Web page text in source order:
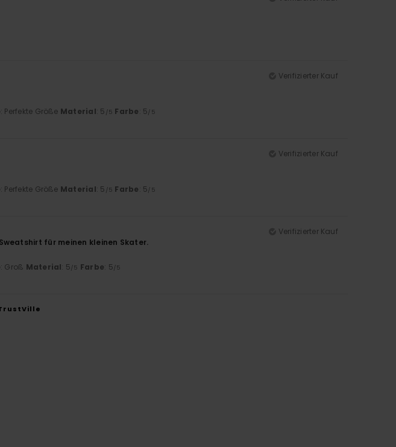
Verifizierter Kauf
: Perfekte Größe Material: 5 /5 Farbe: 5/5
Verifizierter Kauf
: Perfekte Größe Material: 5 /5 Farbe: 5/5
Verifizierter Kauf
für meinen kleinen Skater.
: Groß Material: 5/5 Farbe: 5/5